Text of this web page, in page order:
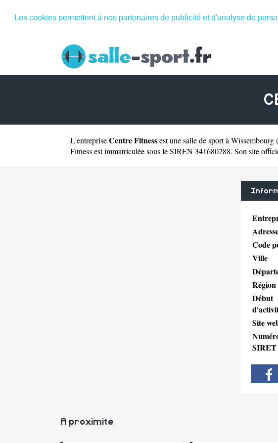
Les cookies permettent à nos partenaires de publicité et d'analyse de
L'entrepriseCentre Fitnessest unesalle de sport à Wissembourg(
Fitness est immatriculée sous le SIREN 341680288. Son site
Code
Ville
Région
Début
Site
SIRET
A proximite